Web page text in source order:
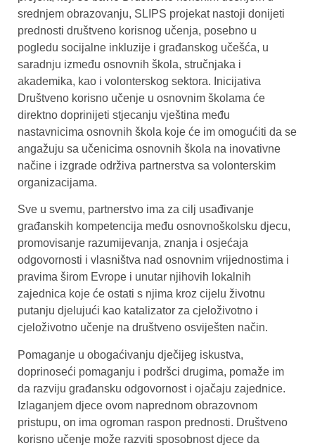
srednjem obrazovanju, SLIPS projekat nastoji donijeti
prednosti društveno korisnog učenja, posebno u
pogledu socijalne inkluzije i građanskog učešća, u
saradnju između osnovnih škola, stručnjaka i
akademika, kao i volonterskog sektora. Inicijativa
Društveno korisno učenje u osnovnim školama će
direktno doprinijeti stjecanju vještina među
nastavnicima osnovnih škola koje će im omogućiti da se
angažuju sa učenicima osnovnih škola na inovativne
načine i izgrade održiva partnerstva sa volonterskim
organizacijama.
Sve u svemu, partnerstvo ima za cilj usađivanje
građanskih kompetencija među osnovnoškolsku djecu,
promovisanje razumijevanja, znanja i osjećaja
odgovornosti i vlasništva nad osnovnim vrijednostima i
pravima širom Evrope i unutar njihovih lokalnih
zajednica koje će ostati s njima kroz cijelu životnu
putanju djelujući kao katalizator za cjeloživotno i
cjeloživotno učenje na društveno osviješten način.
Pomaganje u obogaćivanju dječijeg iskustva,
doprinoseći pomaganju i podršci drugima, pomaže im
da razviju građansku odgovornost i ojačaju zajednice.
Izlaganjem djece ovom naprednom obrazovnom
pristupu, on ima ogroman raspon prednosti. Društveno
korisno učenje može razviti sposobnost djece da